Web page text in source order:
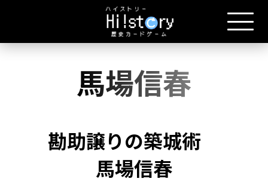
馬場信春
勘助譲りの築城術
馬場信春